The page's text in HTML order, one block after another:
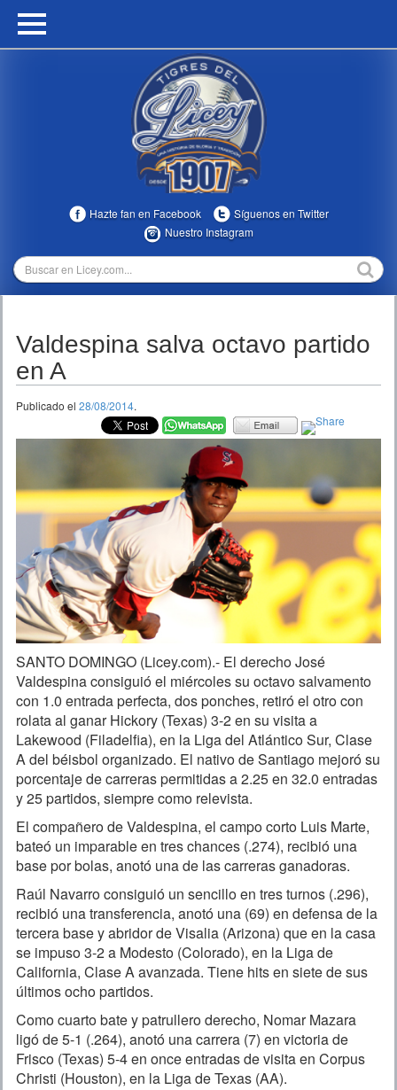
HOME
MULTIMEDIA
TEMPORADAS
Hazte fan en Facebook
Síguenos en Twitter
Nuestro Instagram
Valdespina salva octavo partido
en A
Publicado el 28/08/2014.
SANTO DOMINGO (Licey.com).- El derecho José
Valdespina consiguió el miércoles su octavo salvamento
con 1.0 entrada perfecta, dos ponches, retiró el otro con
rolata al ganar Hickory (Texas) 3-2 en su visita a
Lakewood (Filadelfia), en la Liga del Atlántico Sur, Clase
A del béisbol organizado. El nativo de Santiago mejoró su
porcentaje de carreras permitidas a 2.25 en 32.0 entradas
y 25 partidos, siempre como relevista.
El compañero de Valdespina, el campo corto Luis Marte,
bateó un imparable en tres chances (.274), recibió una
base por bolas, anotó una de las carreras ganadoras.
Raúl Navarro consiguió un sencillo en tres turnos (.296),
recibió una transferencia, anotó una (69) en defensa de la
tercera base y abridor de Visalia (Arizona) que en la casa
se impuso 3-2 a Modesto (Colorado), en la Liga de
California, Clase A avanzada. Tiene hits en siete de sus
últimos ocho partidos.
Como cuarto bate y patrullero derecho, Nomar Mazara
ligó de 5-1 (.264), anotó una carrera (7) en victoria de
Frisco (Texas) 5-4 en once entradas de visita en Corpus
Christi (Houston), en la Liga de Texas (AA).